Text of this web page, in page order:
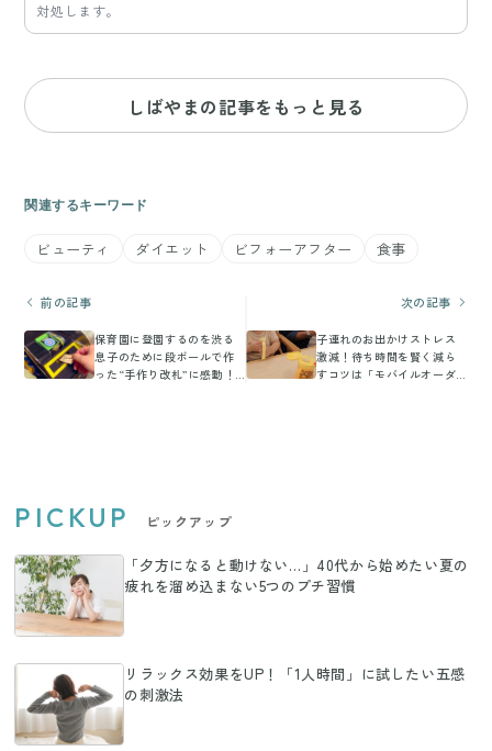
対処します。
しばやまの記事をもっと見る
関連するキーワード
ビューティ ダイエット ビフォーアフター 食事
前の記事
保育園に登園するのを渋る
息子のために段ボールで作
った“手作り改札”に感動！
次の記事
子連れのお出かけストレス
激減！待ち時間を賢く減ら
すコツは「モバイルオーダ
PICKUP ピックアップ
「夕方になると動けない…」40代から始めたい夏の
疲れを溜め込まない5つのプチ習慣
リラックス効果をUP！「1人時間」に試したい五感
の刺激法